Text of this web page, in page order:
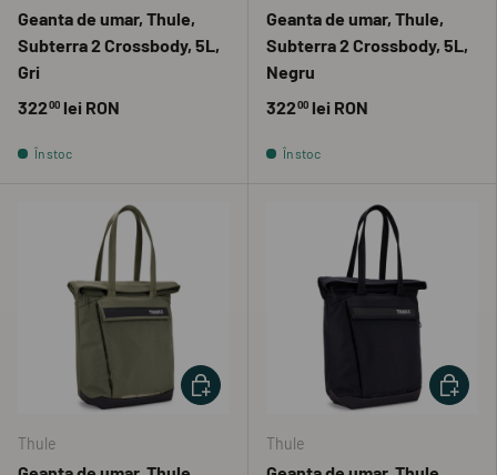
Geanta de umar, Thule,
Subterra 2 Crossbody, 5L,
Gri
32200 lei RON
În stoc
Geanta de umar, Thule,
Subterra 2 Crossbody, 5L,
Negru
32200 lei RON
În stoc
Thule
ADAUGĂ ÎN COȘ
Thule